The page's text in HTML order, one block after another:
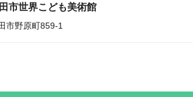
市世界こども美術館
市野原町859-1